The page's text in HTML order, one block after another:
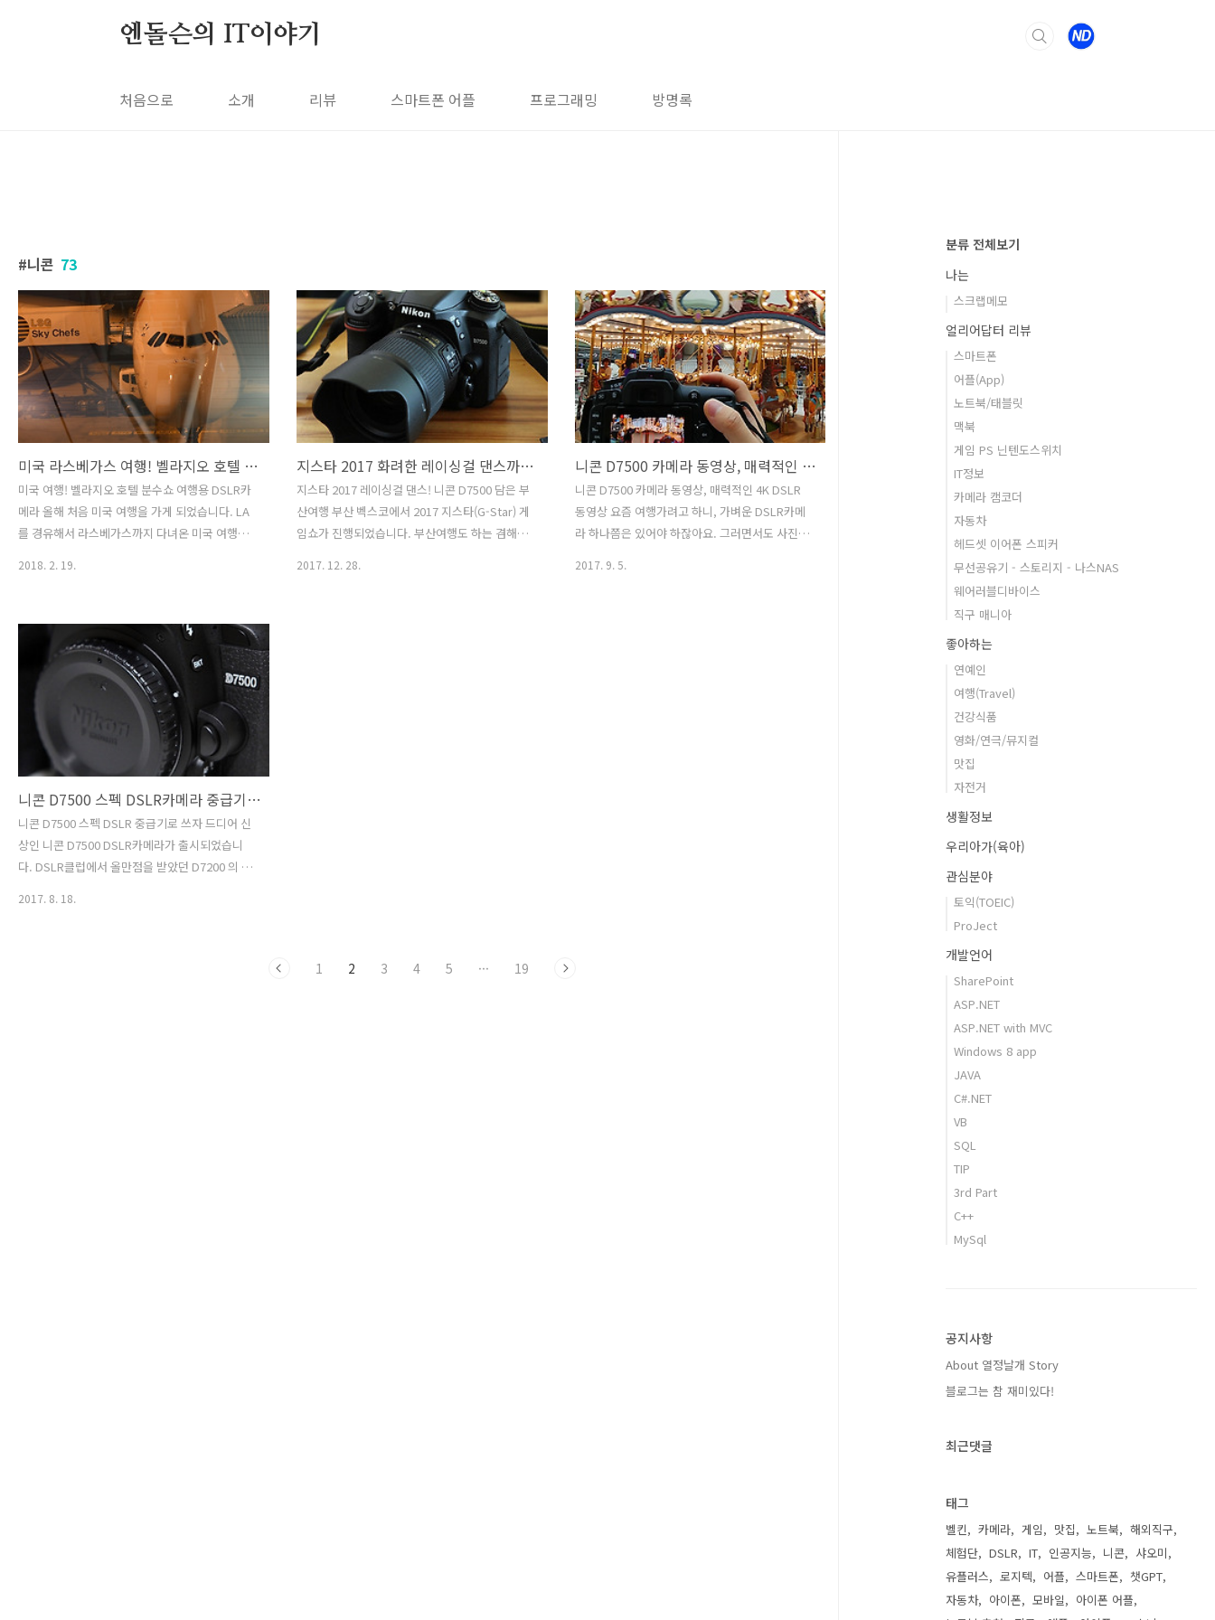
엔돌슨의 IT이야기
처음으로 소개 리뷰 스마트폰 어플 프로그래밍 방명록
니콘 73
미국 라스베가스 여행! 벨라지오 호텔 분수쇼 여행용 DSLR카메라 D7500
미국 여행! 벨라지오 호텔 분수쇼 여행용 DSLR카
메라 올해 처음 미국 여행을 가게 되었습니다. LA
를 경유해서 라스베가스까지 다녀온 미국 여행이
DSLR D7200 의 후속 모델이기도 합니다.가벼운
바디감을 갖춘 D7500 은 2,088만 화소로 높은 화
소이며, 8연사가 가능하며 사용 ISO감도
100~51200 까지 커버되는 무시무시한 녀석입니
다. 라인업에서는 D500 바로 아래이며, 이전
D7200의 후속작으로 업그레이드판으로 신제품
DSLR로 출시된 모델입니다. 이번 미국 여행에서
잘썼는 데, 가벼워 여행용 DSLR카메라로 들고 다
니기 좋은 제품입니..
2018. 2. 19.
지스타 2017 화려한 레이싱걸 댄스까지! 니콘 DSLR 중급기 D7500 으로 담아
지스타 2017 레이싱걸 댄스! 니콘 D7500 담은 부
산여행 부산 벡스코에서 2017 지스타(G-Star) 게
임쇼가 진행되었습니다. 부산여행도 하는 겸해서
2017. 12. 28.
니콘 D7500 카메라 동영상, 매력적인 4K DSLR 동영상
니콘 D7500 카메라 동영상, 매력적인 4K DSLR
동영상 요즘 여행가려고 하니, 가벼운 DSLR카메
라 하나쯤은 있어야 하잖아요. 그러면서도 사진도
2017. 9. 5.
니콘 D7500 스펙 DSLR카메라 중급기로 쓰자
니콘 D7500 스펙 DSLR 중급기로 쓰자 드디어 신
상인 니콘 D7500 DSLR카메라가 출시되었습니
다. DSLR클럽에서 올만점을 받았던 D7200 의 업
2017. 8. 18.
1 2 3 4 5 ··· 19
분류 전체보기
나는
스크랩메모
얼리어답터 리뷰
스마트폰
어플(App)
노트북/태블릿
맥북
게임 PS 닌텐도스위치
IT정보
카메라 캠코더
자동차
헤드셋 이어폰 스피커
무선공유기 - 스토리지 - 나스NAS
웨어러블디바이스
직구 매니아
좋아하는
연예인
여행(Travel)
건강식품
영화/연극/뮤지컬
맛집
자전거
생활정보
우리아가(육아)
관심분야
토익(TOEIC)
ProJect
개발언어
SharePoint
ASP.NET
ASP.NET with MVC
Windows 8 app
JAVA
C#.NET
VB
SQL
TIP
3rd Part
C++
MySql
공지사항
About 열정날개 Story
블로그는 참 재미있다!
최근댓글
태그
벨킨 카메라 게임 맛집 노트북
해외직구
체험단
DSLR IT 인공지능 니콘
샤오미
유플러스
로지텍 어플 스마트폰
챗GPT
자동차
아이폰 모바일
아이폰 어플